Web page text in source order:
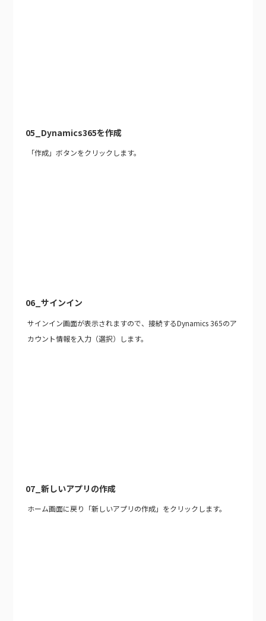
05_Dynamics365を作成
「作成」ボタンをクリックします。
06_サインイン
サインイン画面が表示されますので、接続するDynamics 365のア
カウント情報を入力（選択）します。
07_新しいアプリの作成
ホーム画面に戻り「新しいアプリの作成」をクリックします。